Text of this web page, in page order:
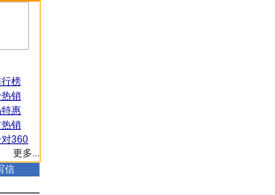
榜
销
惠
销
对360
更多...
信